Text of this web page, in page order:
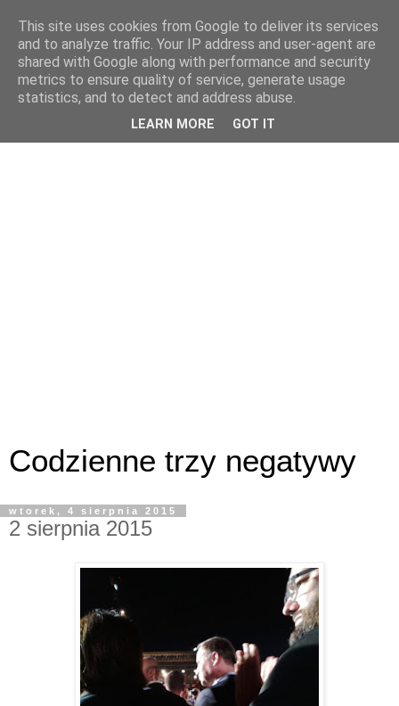
Codzienne trzy negatywy
wtorek, 4 sierpnia 2015
2 sierpnia 2015
This site uses cookies from Google to deliver its services
and to analyze traffic. Your IP address and user-agent are
shared with Google along with performance and security
metrics to ensure quality of service, generate usage
statistics, and to detect and address abuse.
LEARN MORE GOT IT